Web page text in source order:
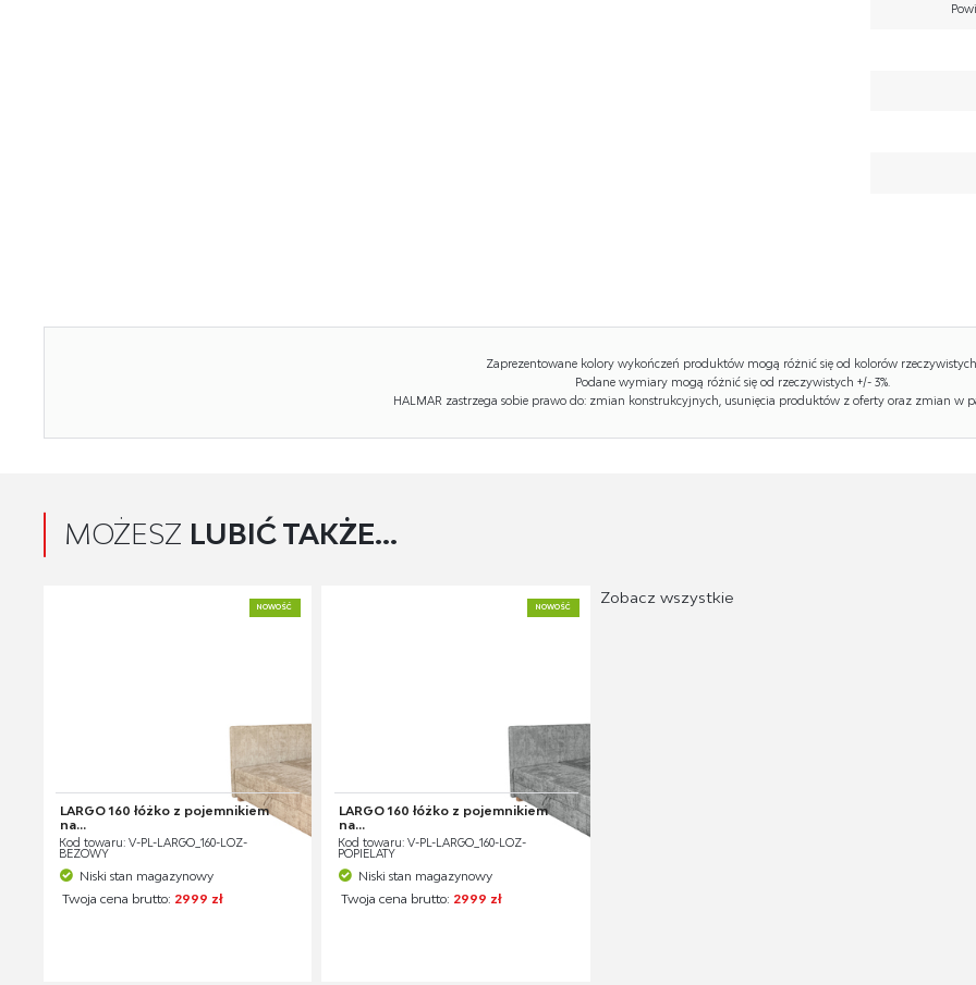
Zaprezentowane kolory wykończeń produktów mogą różnić się od kolorów rzeczywistych.
Podane wymiary mogą różnić się od rzeczywistych +/- 3%.
HALMAR zastrzega sobie prawo do: zmian konstrukcyjnych, usunięcia produktów z oferty oraz zmian w
MOŻESZ LUBIĆ TAKŻE...
NOWOŚĆ
LARGO 160 łóżko z pojemnikiem
na...
Kod towaru: V-PL-LARGO_160-LOZ-
BEŻOWY
Niski stan magazynowy
Twoja cena brutto: 2999 zł
NOWOŚĆ
LARGO 160 łóżko z pojemnikiem
na...
Kod towaru: V-PL-LARGO_160-LOZ-
POPIELATY
Niski stan magazynowy
Twoja cena brutto: 2999 zł
Zobacz wszystkie